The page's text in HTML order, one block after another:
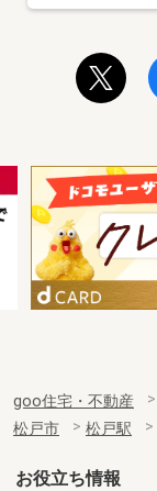
goo住宅・不動産
松戸市
松戸駅
お役立ち情報